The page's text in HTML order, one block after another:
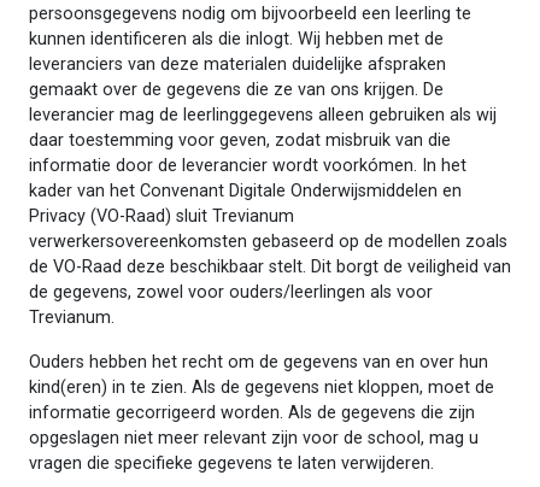
persoonsgegevens nodig om bijvoorbeeld een leerling te
kunnen identificeren als die inlogt. Wij hebben met de
leveranciers van deze materialen duidelijke afspraken
gemaakt over de gegevens die ze van ons krijgen. De
leverancier mag de leerlinggegevens alleen gebruiken als wij
daar toestemming voor geven, zodat misbruik van die
informatie door de leverancier wordt voorkómen. In het
kader van het Convenant Digitale Onderwijsmiddelen en
Privacy (VO-Raad) sluit Trevianum
verwerkersovereenkomsten gebaseerd op de modellen zoals
de VO-Raad deze beschikbaar stelt. Dit borgt de veiligheid van
de gegevens, zowel voor ouders/leerlingen als voor
Trevianum.
Ouders hebben het recht om de gegevens van en over hun
kind(eren) in te zien. Als de gegevens niet kloppen, moet de
informatie gecorrigeerd worden. Als de gegevens die zijn
opgeslagen niet meer relevant zijn voor de school, mag u
vragen die specifieke gegevens te laten verwijderen.